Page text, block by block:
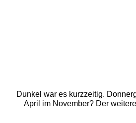
Dunkel war es kurzzeitig.
April im November? Der